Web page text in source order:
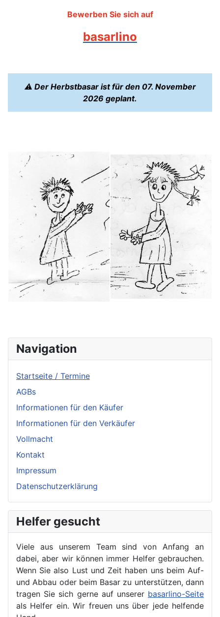
Navigation
Startseite / Termine
AGBs
Informationen für den Käufer
Informationen für den Verkäufer
Vollmacht
Kontakt
Impressum
Datenschutzerklärung
Helfer gesucht
Viele aus unserem Team sind von Anfang an
dabei, aber wir können immer Helfer gebrauchen.
Wenn Sie also Lust und Zeit haben uns beim Auf-
und Abbau oder beim Basar zu unterstützen, dann
tragen Sie sich gerne auf unserer basarlino-Seite
als Helfer ein. Wir freuen uns über jede helfende
Bewerben Sie sich auf
basarlino
⚠️ Der Herbstbasar ist für den 07. November
2026 geplant.